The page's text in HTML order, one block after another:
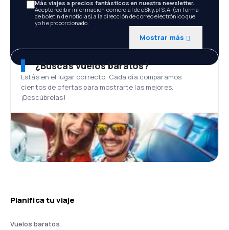
Más viajes a precios fantásticos en nuestra newsletter.
Acepto recibir información comercial de eSky.pl S.A. (en forma
de boletín de noticias) a la dirección de correo electrónico que
yo he proporcionado.
Mostrar más
¿Buscas vuelos baratos?
Estás en el lugar correcto. Cada día comparamos
cientos de ofertas para mostrarte las mejores.
¡Descúbrelas!
Planifica tu viaje
Vuelos baratos